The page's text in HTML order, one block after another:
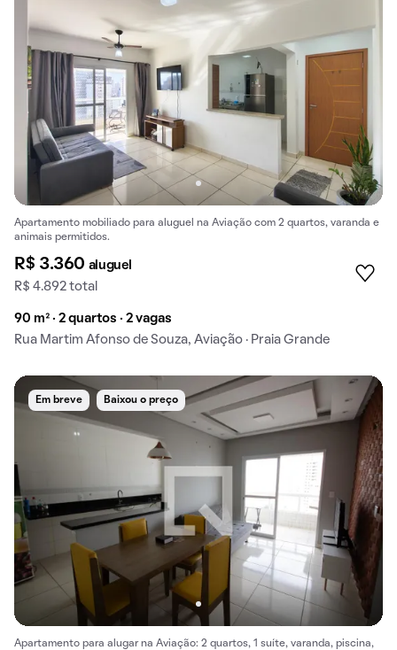
Apartamento mobiliado para aluguel na Aviação com 2 quartos, varanda e
animais permitidos.
R$ 3.360 aluguel
R$ 4.892 total
90 m² · 2 quartos · 2 vagas
Rua Martim Afonso de Souza, Aviação · Praia Grande
Em breve Baixou o preço
Apartamento para alugar na Aviação: 2 quartos, 1 suíte, varanda, piscina,